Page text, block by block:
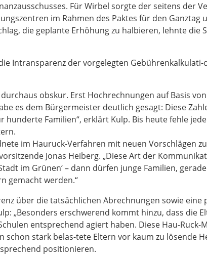
Für Wirbel sorgte der seitens der
im Rahmen des Paktes für den Ganztag
die geplante Erhöhung zu halbieren, lehnte die
Intransparenz der vorgelegten
obskur. Erst Hochrechnungen auf Basis
es dem Bürgermeister deutlich gesagt: Diese
hunderte Familien“, erklärt Kulp. Bis heute fehle
im Hauruck-Verfahren mit neuen Vorschlägen
Jonas Heiberg. „Diese Art der
im Grünen‘ – dann dürfen junge Familien,
gemacht werden.“
über die tatsächlichen Abrechnungen sowie
„Besonders erschwerend kommt hinzu, dass die
entsprechend agiert haben. Diese Hau-
stark belas-tete Eltern vor kaum zu lösende
positionieren.